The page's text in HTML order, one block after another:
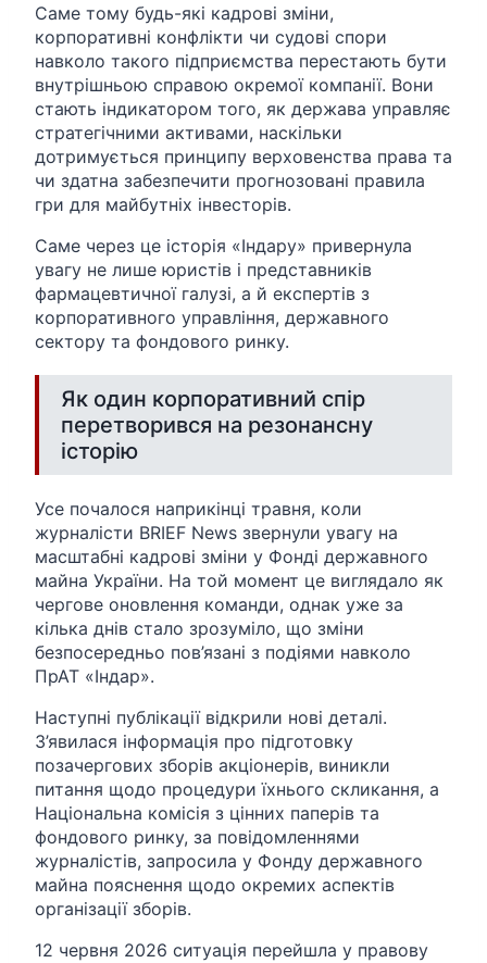
Саме тому будь-які кадрові зміни,
корпоративні конфлікти чи судові спори
навколо такого підприємства перестають бути
внутрішньою справою окремої компанії. Вони
стають індикатором того, як держава управляє
стратегічними активами, наскільки
дотримується принципу верховенства права та
чи здатна забезпечити прогнозовані правила
гри для майбутніх інвесторів.
Саме через це історія «Індару» привернула
увагу не лише юристів і представників
фармацевтичної галузі, а й експертів з
корпоративного управління, державного
сектору та фондового ринку.
Як один корпоративний спір
перетворився на резонансну
історію
Усе почалося наприкінці травня, коли
журналісти BRIEF News звернули увагу на
масштабні кадрові зміни у Фонді державного
майна України. На той момент це виглядало як
чергове оновлення команди, однак уже за
кілька днів стало зрозуміло, що зміни
безпосередньо пов’язані з подіями навколо
ПрАТ «Індар».
Наступні публікації відкрили нові деталі.
З’явилася інформація про підготовку
позачергових зборів акціонерів, виникли
питання щодо процедури їхнього скликання, а
Національна комісія з цінних паперів та
фондового ринку, за повідомленнями
журналістів, запросила у Фонду державного
майна пояснення щодо окремих аспектів
організації зборів.
12 червня 2026 ситуація перейшла у правову